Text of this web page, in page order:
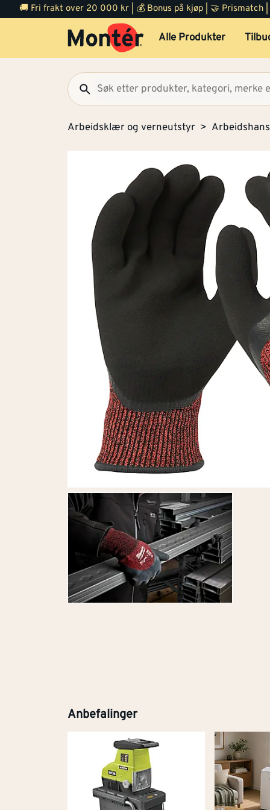
🚚 Fri frakt over 20 000 kr | 💰 Bonus på kjøp | 🤝 Prismatch
Alle Produkter
Arbeidsklær og verneutstyr
Anbefalinger